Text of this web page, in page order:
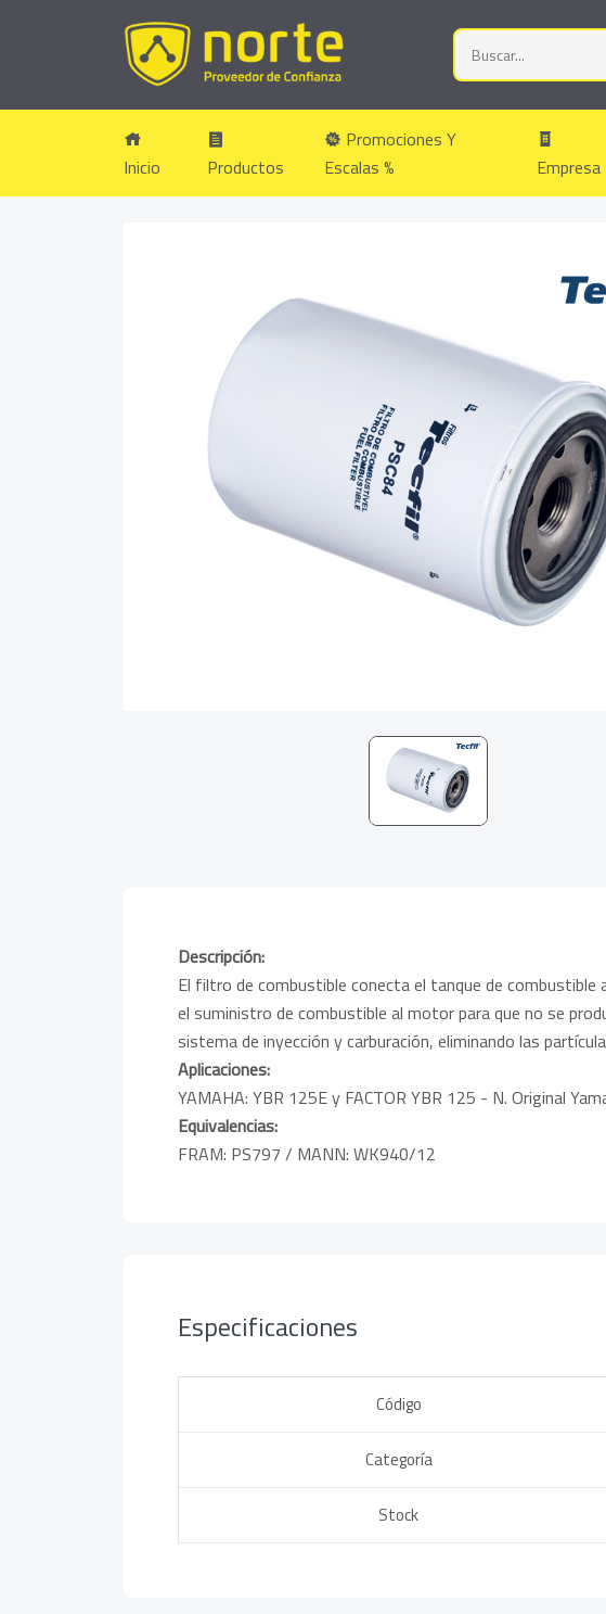
Inicio Productos
Promociones Y
Escalas %
Empresa
Descripción:
El filtro de combustible conecta el tanque de
el suministro de combustible al motor para que no se
sistema de inyección y carburación, eliminando las
Aplicaciones:
YAMAHA: YBR 125E y FACTOR YBR 125 - N. Original
Equivalencias:
FRAM: PS797 / MANN: WK940/12
Especificaciones
Código
Categoría
Stock